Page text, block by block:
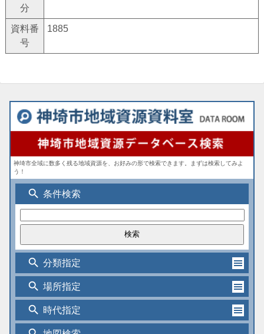
分
資料番
号
1885
神埼市全域に数多く残る地域資源を、お好みの形で検索できます。まずは検索してみよ
う！
search 条件検索
search 分類指定
search 場所指定
search 時代指定